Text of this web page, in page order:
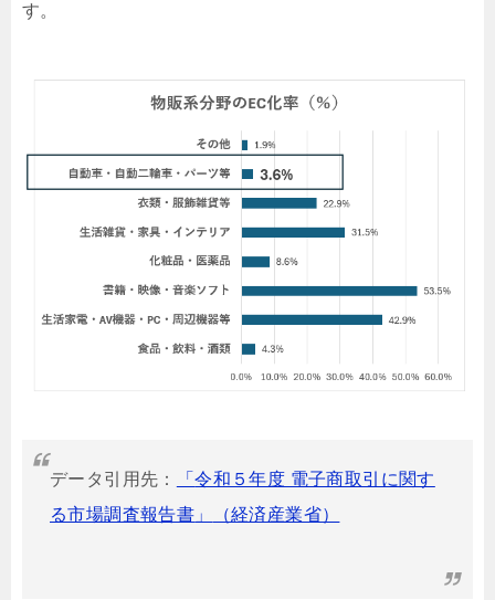
す。
データ引用先： 「令和５年度 電子商取引に関す
る市場調査報告書 」 （経済産業省）